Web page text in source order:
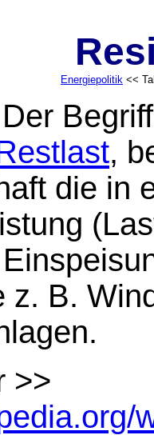
Energiepolitik <<
,
die in
z. B.
>>